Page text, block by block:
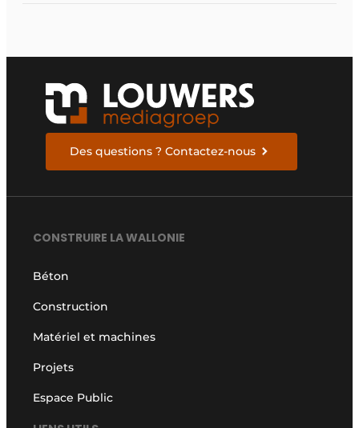
Des questions ? Contactez-nous
CONSTRUIRE LA WALLONIE
Béton
Construction
Matériel et machines
Projets
Espace Public